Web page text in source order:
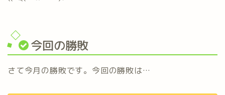
今回の勝敗
さて今月の勝敗です。今回の勝敗は…